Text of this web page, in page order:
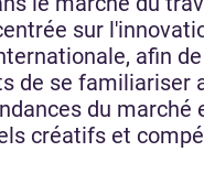
sur
afin
de se familiariser
du marché
créatifs et